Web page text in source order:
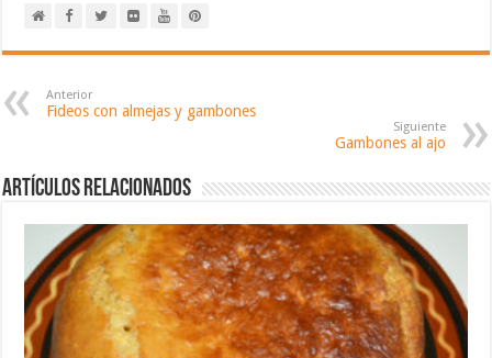
Anterior
Fideos con almejas y gambones
Siguiente
Gambones al ajo
Artículos relacionados